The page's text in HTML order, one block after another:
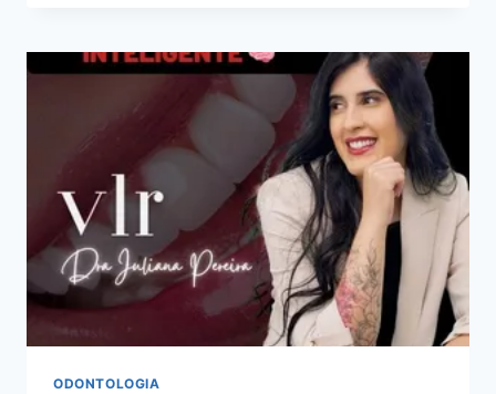
EM
VENDAS
FACEBOOK
BOM
RUIM?
DO
CURSO
MESMO?
ODONTOLOGIA